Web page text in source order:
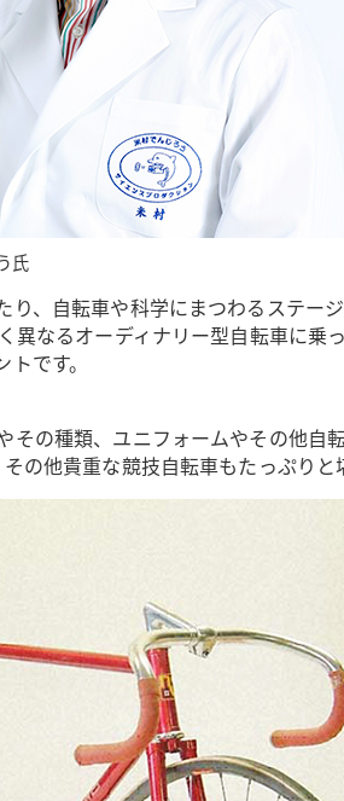
氏
、自転車や科学にまつわるステー
なるオーディナリー型自転車に
です。
の種類、ユニフォームやその他自
の他貴重な競技自転車もたっぷりと